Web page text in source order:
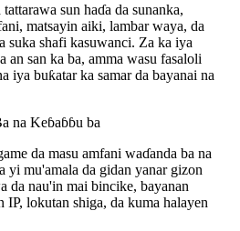
sun haɗa da sunanka,
matsayin aiki, lambar waya, da
suka shafi kasuwanci. Za ka iya
an san ka ba, amma wasu fasaloli
iya buƙatar ka samar da bayanai na
na Keɓaɓɓu ba
da masu amfani waɗanda ba na
yi mu'amala da gidan yanar gizon
da nau'in mai bincike, bayanan
IP, lokutan shiga, da kuma halayen